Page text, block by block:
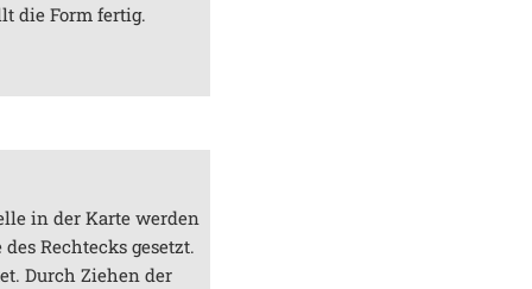
die Form fertig.
in der Karte werden
Rechtecks gesetzt.
Durch Ziehen der